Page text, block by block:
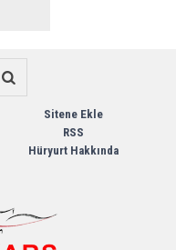
Sitene Ekle
RSS
Hüryurt Hakkında